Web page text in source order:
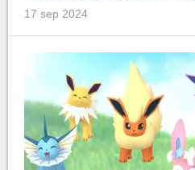
17 sep 2024